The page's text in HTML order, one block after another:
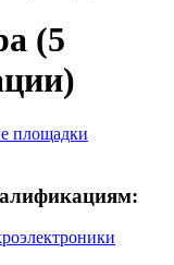
(5
площадки